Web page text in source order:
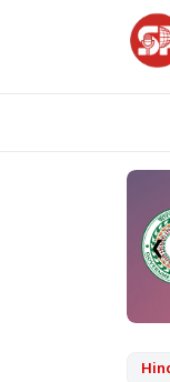
❮